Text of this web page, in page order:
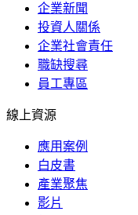
企業新聞
投資人關係
企業社會責任
職缺搜尋
員工專區
線上資源
應用案例
白皮書
產業聚焦
影片